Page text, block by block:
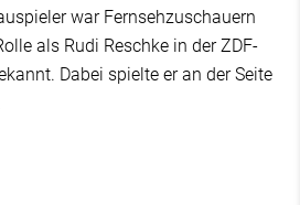
war Fernsehzuschauern
als Rudi Reschke in der ZDF-
Dabei spielte er an der Seite